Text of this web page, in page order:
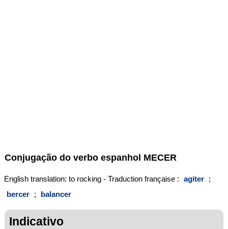
Conjugação do verbo espanhol MECER
English translation: to rocking - Traduction française : agiter ;
bercer ; balancer
Indicativo